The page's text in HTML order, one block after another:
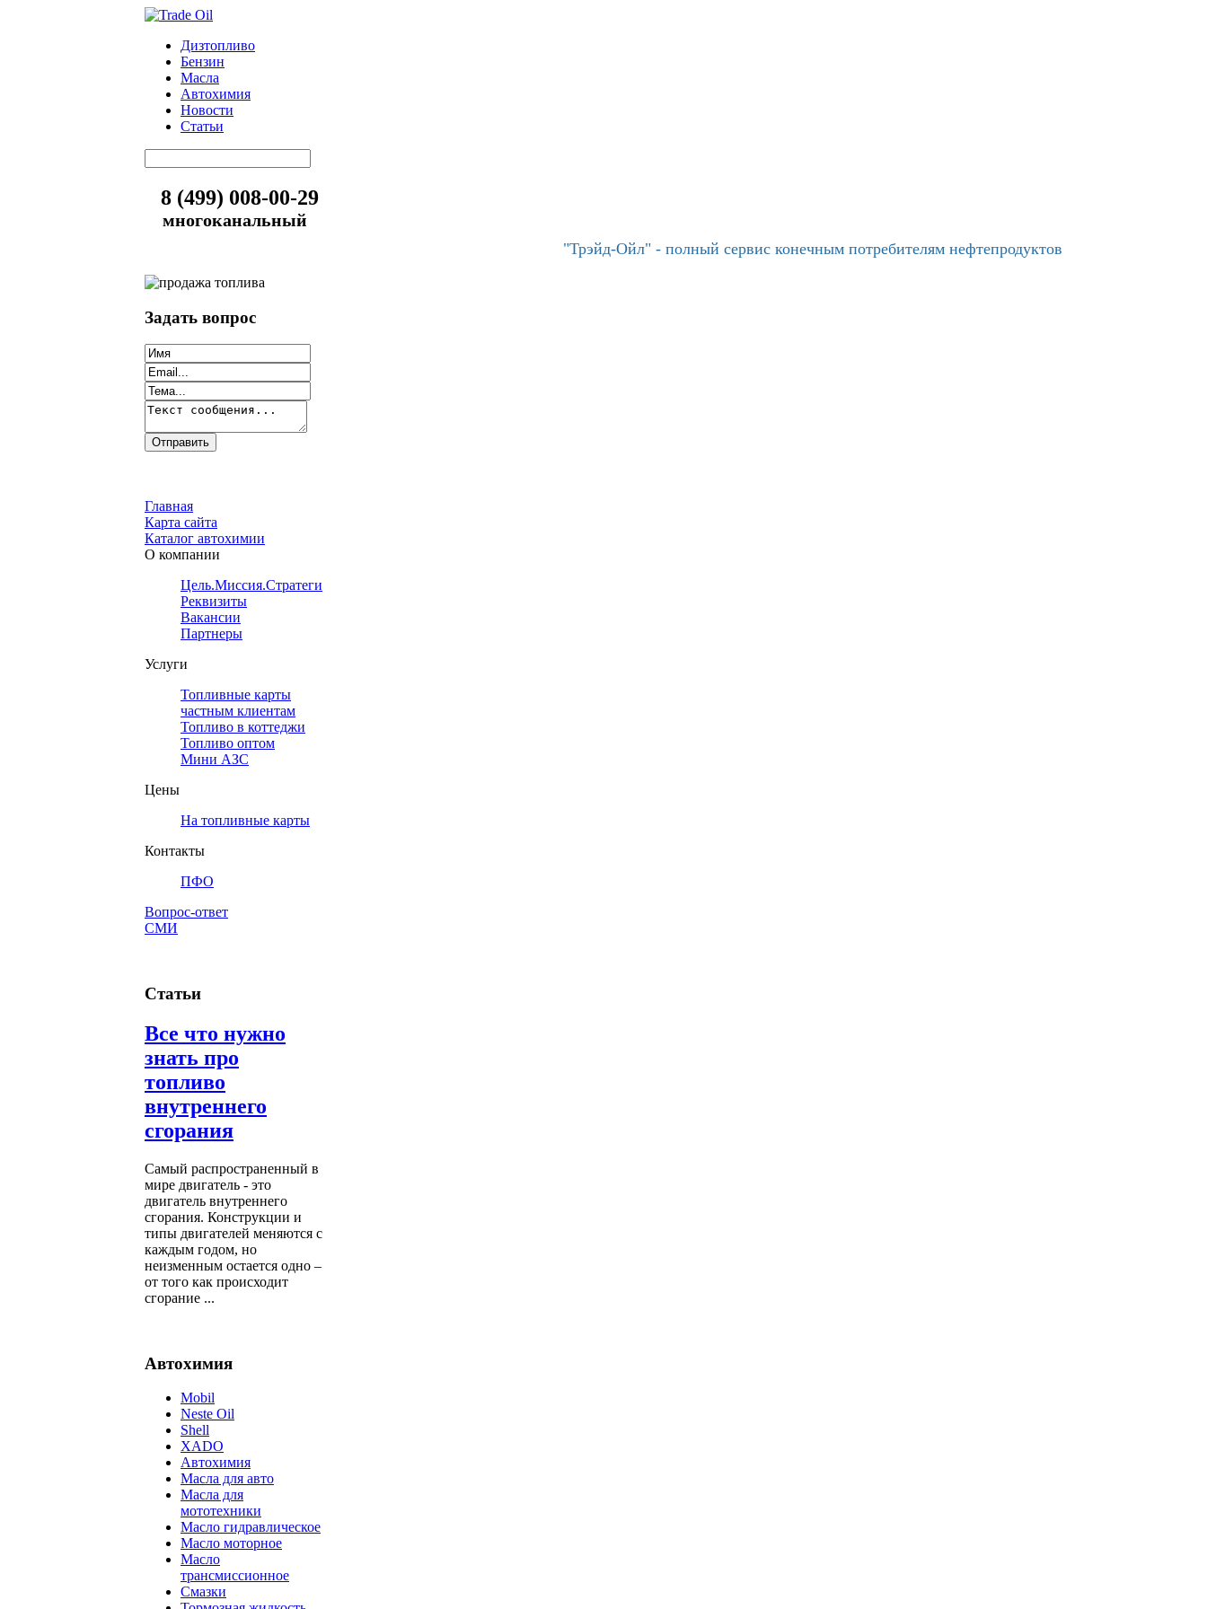
Дизтопливо
Бензин
Масла
Автохимия
Новости
Статьи
8 (499) 008-00-29
многоканальный
"Трэйд-Ойл" - полный сервис конечным потребителям нефтепродуктов
Задать вопрос
Главная
Карта сайта
Каталог автохимии
О компании
Цель.Миссия.Стратегия.
Реквизиты
Вакансии
Партнеры
Услуги
Топливные карты
частным клиентам
Топливо в коттеджи
Топливо оптом
Мини АЗС
Цены
На топливные карты
Контакты
ПФО
Вопрос-ответ
СМИ
Статьи
Все что нужно
знать про
топливо
внутреннего
сгорания
Самый распространенный в
мире двигатель - это
двигатель внутреннего
сгорания. Конструкции и
типы двигателей меняются с
каждым годом, но
неизменным остается одно –
от того как происходит
сгорание ...
Автохимия
Mobil
Neste Oil
Shell
XADO
Автохимия
Масла для авто
Масла для
мототехники
Масло гидравлическое
Масло моторное
Масло
трансмиссионное
Смазки